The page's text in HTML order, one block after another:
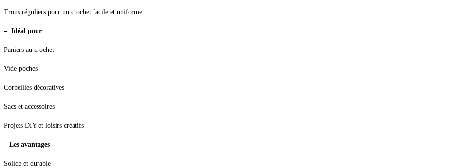
Trous réguliers pour un crochet facile et uniforme
– Idéal pour
Paniers au crochet
Vide-poches
Corbeilles décoratives
Sacs et accessoires
Projets DIY et loisirs créatifs
– Les avantages
Solide et durable